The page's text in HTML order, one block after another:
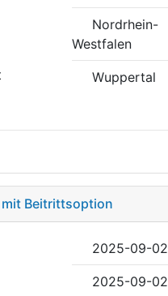
Nordrhein-
Westfalen
Wuppertal
Beitrittsoption
2025-09-02
2025-09-02